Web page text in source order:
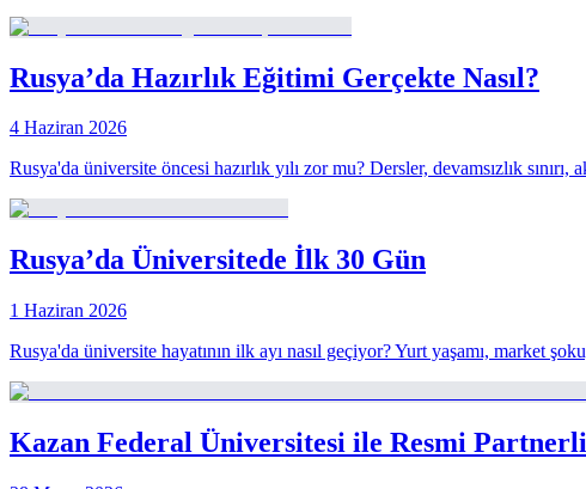
Rusya’da Hazırlık Eğitimi Gerçekte Nasıl?
4 Haziran 2026
Rusya'da üniversite öncesi hazırlık yılı zor mu? Dersler, devamsızlık
Rusya’da Üniversitede İlk 30 Gün
1 Haziran 2026
Rusya'da üniversite hayatının ilk ayı nasıl geçiyor? Yurt yaşamı, market
Kazan Federal Üniversitesi ile Resmi